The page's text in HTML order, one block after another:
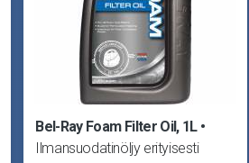
Bel-Ray Foam Filter Oil, 1L
Ilmansuodatinöljy erityisesti